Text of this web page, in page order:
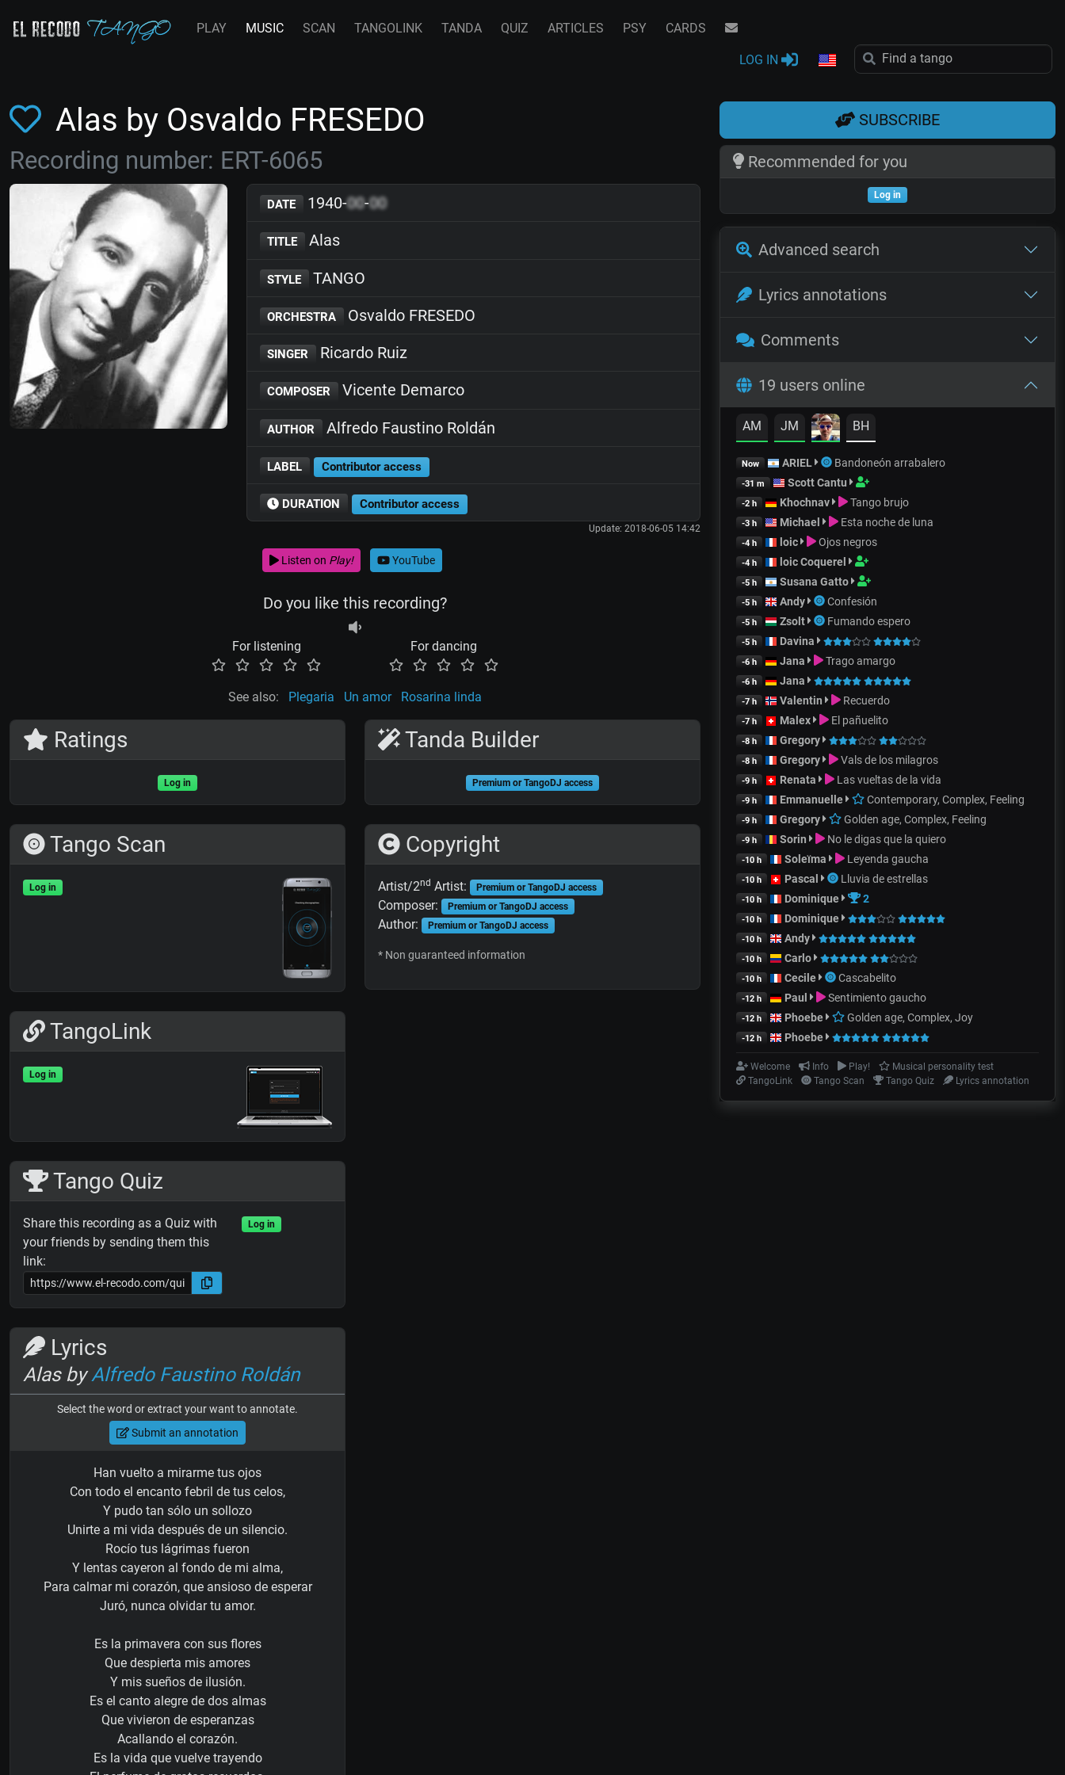
PLAY MUSIC SCAN TANGOLINK TANDA QUIZ ARTICLES PSY CARDS
LOG IN
Alas by Osvaldo FRESEDO
Recording number: ERT-6065
DATE 1940-00-00
TITLE Alas
STYLE TANGO
ORCHESTRA Osvaldo FRESEDO
SINGER Ricardo Ruiz
COMPOSER Vicente Demarco
AUTHOR Alfredo Faustino Roldán
LABEL Contributor access
DURATION Contributor access
Update: 2018-06-05 14:42
Listen on Play! YouTube
Do you like this recording?
For listening For dancing
See also: Plegaria Un amor Rosarina linda
Ratings
Log in
Tango Scan
Log in
TangoLink
Log in
Tango Quiz
Share this recording as a Quiz with
your friends by sending them this
link:
Log in
Lyrics
Alas byAlfredo Faustino Roldán
Select the word or extract your want to annotate.
Submit an annotation
Han vuelto a mirarme tus ojos
Con todo el encanto febril de tus celos,
Y pudo tan sólo un sollozo
Unirte a mi vida después de un silencio.
Rocío tus lágrimas fueron
Y lentas cayeron al fondo de mi alma,
Para calmar mi corazón, que ansioso de esperar
Juró, nunca olvidar tu amor.
Es la primavera con sus flores
Que despierta mis amores
Y mis sueños de ilusión.
Es el canto alegre de dos almas
Que vivieron de esperanzas
Acallando el corazón.
Es la vida que vuelve trayendo
Tanda Builder
Premium or TangoDJ access
Copyright
Artist/2nd Artist: Premium or TangoDJ access
Composer: Premium or TangoDJ access
Author: Premium or TangoDJ access
* Non guaranteed information
SUBSCRIBE
Recommended for you
Log in
Advanced search
Lyrics annotations
Comments
19 users online
AM JM BH
Now ARIEL Bandoneón arrabalero
-31 m Scott Cantu
-2 h Khochnav Tango brujo
-3 h Michael Esta noche de luna
-4 h loic Ojos negros
-4 h loic Coquerel
-5 h Susana Gatto
-5 h Andy Confesión
-5 h Zsolt Fumando espero
-5 h Davina
-6 h Jana Trago amargo
-6 h Jana
-7 h Valentin Recuerdo
-7 h Malex El pañuelito
-8 h Gregory
-8 h Gregory Vals de los milagros
-9 h Renata Las vueltas de la vida
-9 h Emmanuelle Contemporary, Complex, Feeling
-9 h Gregory Golden age, Complex, Feeling
-9 h Sorin No le digas que la quiero
-10 h Soleïma Leyenda gaucha
-10 h Pascal Lluvia de estrellas
-10 h Dominique 2
-10 h Dominique
-10 h Andy
-10 h Carlo
-10 h Cecile Cascabelito
-12 h Paul Sentimiento gaucho
-12 h Phoebe Golden age, Complex, Joy
-12 h Phoebe
Welcome Info Play!
Musical personality test
TangoLink
Tango Scan Tango Quiz Lyrics annotation